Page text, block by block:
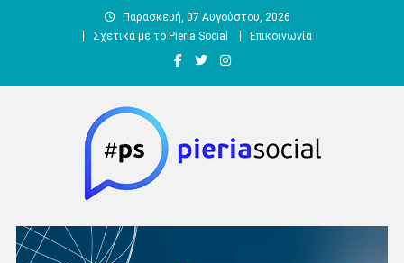
Παρασκευή, 07 Αυγούστου, 2026
Σχετικά με το Pieria Social
Επικοινωνία
Pieria Social